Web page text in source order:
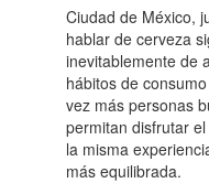
Ciudad de México,
hablar de cerveza
inevitablemente de
hábitos de
vez más personas
permitan disfrutar
la misma
más equilibrada.